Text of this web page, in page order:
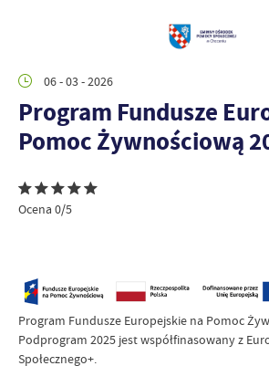
06 - 03 - 2026
Program Fundusze
Pomoc Żywnościową
Ocena 0/5
Program Fundusze Europejskie na Pomoc
Podprogram 2025 jest współfinasowany z
Społecznego+.